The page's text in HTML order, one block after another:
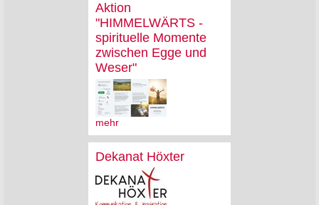
Aktion
"HIMMELWÄRTS -
spirituelle Momente
zwischen Egge und
Weser"
mehr
Dekanat Höxter